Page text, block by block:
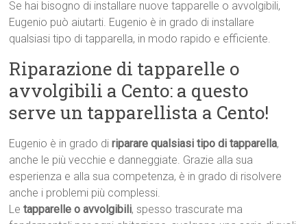
Se hai bisogno di installare nuove tapparelle o avvolgibili,
Eugenio può aiutarti. Eugenio è in grado di installare
qualsiasi tipo di tapparella, in modo rapido e efficiente.
Riparazione di tapparelle o
avvolgibili a Cento: a questo
serve un tapparellista a Cento!
Eugenio è in grado diriparare qualsiasi tipo di tapparella,
anche le più vecchie e danneggiate. Grazie alla sua
esperienza e alla sua competenza, è in grado di risolvere
anche i problemi più complessi.
Letapparelle o avvolgibili, spesso trascurate ma